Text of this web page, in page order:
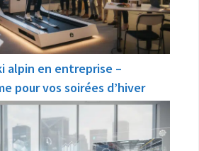
alpin en entreprise –
pour vos soirées d’hiver